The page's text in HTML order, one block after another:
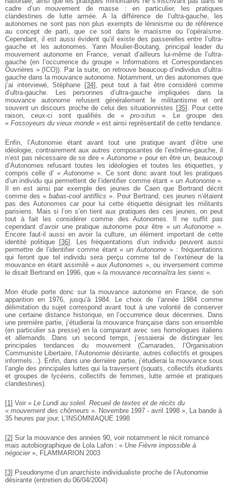
cadre d’un mouvement de masse : en particulier, les pratiques
clandestines de lutte armée. A la différence de l’ultra-gauche, les
autonomes ne sont pas non plus exempts de léninisme ou de référence
au concept de parti, que ce soit dans le maoïsme ou l’opéraïsme.
Cependant, il est aussi évident qu’il existe des passerelles entre l’ultra-
gauche et les autonomes. Yann Moulier-Boutang, principal leader du
mouvement autonome en France, venait d’ailleurs lui-même de l’ultra-
gauche (en l’occurrence du groupe « Informations et Correspondances
Ouvrières » (ICO)). Par la suite, on retrouve beaucoup d’individus d’ultra-
gauche dans la mouvance autonome. Notamment, un des autonomes que
j’ai interviewé, Stéphane [34] , peut tout à fait être considéré comme
d’ultra-gauche. Les personnes d’ultra-gauche impliquées dans la
mouvance autonome refusent généralement le militantisme et ont
souvent un discours proche de celui des situationnistes [35] . Pour cette
raison, ceux-ci sont qualifiés de « pro-situs ». Le groupe des
« Fossoyeurs du vieux monde » est ainsi représentatif de cette tendance.
Enfin, l’Autonomie étant avant tout une pratique avant d’être une
idéologie, contrairement aux autres composantes de l’extrême-gauche, il
n’est pas nécessaire de se dire «Autonome» pour en être un, beaucoup
d’Autonomes refusant toutes les idéologies et toutes les étiquettes, y
compris celle d’ «Autonome ». Ce sont donc avant tout les pratiques
d’un individu qui permettent de l’identifier comme étant «un Autonome».
Il en est ainsi par exemple des jeunes de Caen que Bertrand décrit
comme des « babas-cool antiflics ». Pour Bertrand, ces jeunes n’étaient
pas des Autonomes car pour lui cette étiquette désignait les militants
parisiens. Mais si l’on s’en tient aux pratiques des ces jeunes, on peut
tout à fait les considérer comme des Autonomes. Il ne suffit pas
cependant d’avoir une pratique autonome pour être «un Autonome ».
Encore faut-il aussi en avoir la culture, un élément important de cette
identité politique [36] . Les fréquentations d’un individu peuvent aussi
permettre de l’identifier comme étant «un Autonome » : fréquentations
qui feront que tel individu sera perçu comme tel de l’extérieur de la
mouvance en étant assimilé « aux Autonomes », ou inversement comme
le disait Bertrand en 1996, que « la mouvance reconnaîtra les siens ».
Mon étude porte donc sur la mouvance autonome en France, de son
apparition en 1976, jusqu’à 1984. Le choix de l’année 1984 comme
délimitation du sujet correspond avant tout à une volonté de conserver
une certaine distance historique, en l’occurrence deux décennies. Dans
une première partie, j’étudierai la mouvance française dans son ensemble
(en particulier sa presse) en la comparant avec ses homologues italiens
et allemands. Dans un second temps, j’essaierai de distinguer les
principales tendances du mouvement (Camarades, l’Organisation
Communiste Libertaire, l’Autonomie désirante, autres collectifs et groupes
informels...). Enfin, dans une dernière partie, j’étudierai la mouvance sous
l’angle des principales luttes qui la traversent (squats, collectifs étudiants
et groupes de lycéens, collectifs de femmes, lutte armée et pratiques
clandestines).
[1] Voir « Le Lundi au soleil. Recueil de textes et de récits du
« mouvement des chômeurs ». Novembre 1997 - avril 1998 », La bande à
35 heures par jour, L’INSOMNIAQUE 1998
[2] Sur la mouvance des années 90, voir notamment le récit romancé
mais autobiographique de Lola Lafon : « Une Fièvre impossible à
négocier», FLAMMARION 2003
[3] Pseudonyme d’un anarchiste individualiste proche de l’Autonomie
désirante (entretien du 06/04/2004)